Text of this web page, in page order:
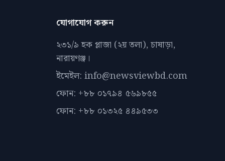
যোগাযোগ করুন
২৩১/৯ হক প্লাজা (২য় তলা), চাষাড়া,
নারায়ণঞ্জ।
ইমেইল: info@newsviewbd.com
ফোন: +৮৮ ০১৭৯৪ ৫৬৯৮৫৫
ফোন: +৮৮ ০১৩২৫ ৪৪৯৫৩৩